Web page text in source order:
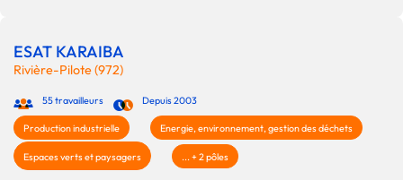
ESAT KARAIBA
Rivière-Pilote (972)
55 travailleurs Depuis 2003
Production industrielle Energie, environnement, gestion des déchets
Espaces verts et paysagers ... + 2 pôles